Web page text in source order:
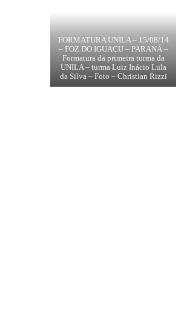
FORMATURA UNILA – 15/08/14
– FOZ DO IGUAÇU – PARANÁ –
Formatura da primeira turma da
UNILA – turma Luiz Inácio Lula
da Silva – Foto – Christian Rizzi